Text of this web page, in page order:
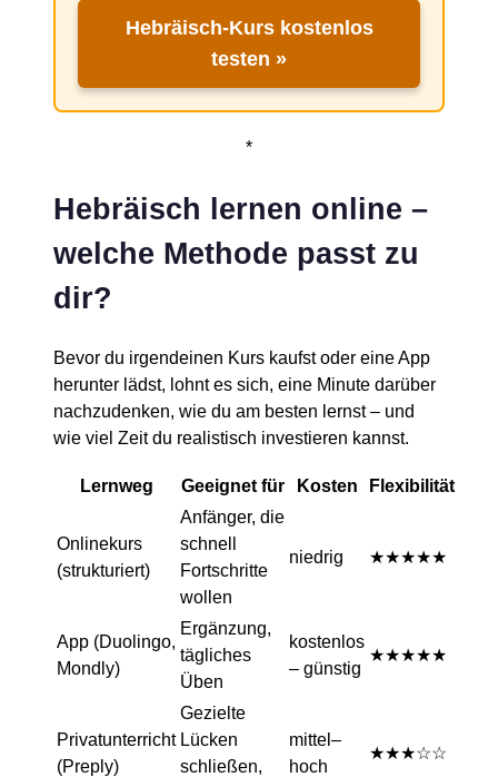
Hebräisch-Kurs kostenlos
testen »
*
Hebräisch lernen online –
welche Methode passt zu
dir?
Bevor du irgendeinen Kurs kaufst oder eine App
herunter lädst, lohnt es sich, eine Minute darüber
nachzudenken, wie du am besten lernst – und
wie viel Zeit du realistisch investieren kannst.
Lernweg Geeignet für Kosten Flexibilität
Onlinekurs
(strukturiert)
Anfänger, die
schnell
Fortschritte
wollen
niedrig ★★★★★
App (Duolingo,
Mondly)
Ergänzung,
tägliches
Üben
kostenlos
– günstig
★★★★★
Privatunterricht
(Preply)
Gezielte
Lücken
schließen,
mittel–
hoch
★★★☆☆